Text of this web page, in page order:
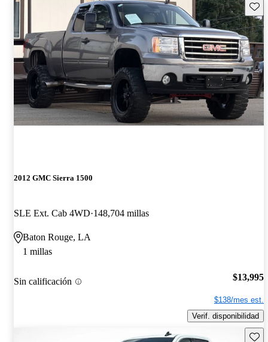
2012 GMC Sierra 1500
SLE Ext. Cab 4WD 148,704 millas
Baton Rouge, LA
1 millas
Sin calificación $13,995
$138/mes est.
Verif. disponibilidad